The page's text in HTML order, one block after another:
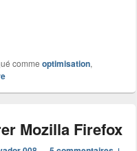
comme optimisation,
Mozilla Firefox